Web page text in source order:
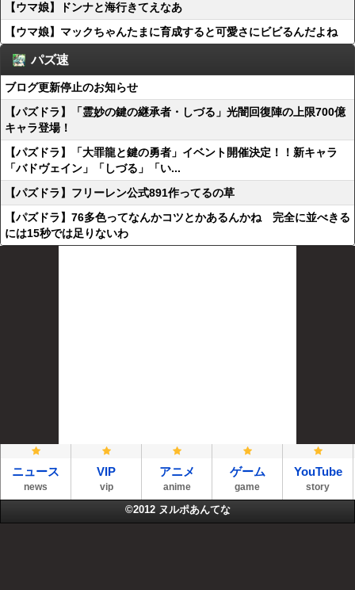
【ウマ娘】ドンナと海行きてえなあ
【ウマ娘】マックちゃんたまに育成すると可愛さにビビるんだよね
パズ速
ブログ更新停止のお知らせ
【パズドラ】「霊妙の鍵の継承者・しづる」光闇回復陣の上限700億
キャラ登場！
【パズドラ】「大罪龍と鍵の勇者」イベント開催決定！！新キャラ
「バドヴェイン」「しづる」「い...
【パズドラ】フリーレン公式891作ってるの草
【パズドラ】76多色ってなんかコツとかあるんかね 完全に並べきる
には15秒では足りないわ
ニュース
news
VIP
vip
アニメ
anime
ゲーム
game
YouTube
story
©2012 ヌルポあんてな